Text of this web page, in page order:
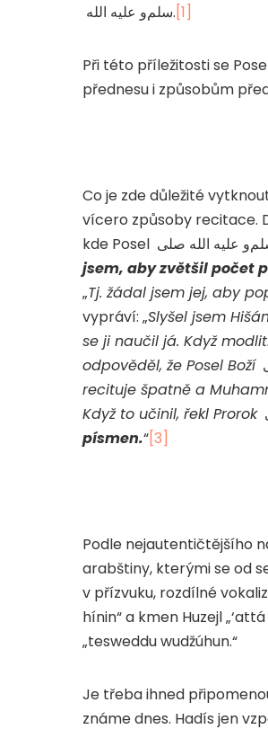
الله عليه وسلم.[1]
Při této příležitosti se
přednesu i způsobům
Co je zde důležité
vícero způsoby recitace.
kde Posel صلى الله عليه و
jsem, aby zvětšil počet
„Tj. žádal jsem jej, aby
vypráví: „Slyšel jsem
se ji naučil já. Když
odpověděl, že Posel Boží
recituje špatně a
Když to učinil, řekl Prorok
písmen.“[3]
Podle nejautentičtějšího
arabštiny, kterými se od
v přízvuku, rozdílné
hínin“ a kmen Huzejl
„tesweddu wudžúhun.“
Je třeba ihned
známe dnes. Hadís jen